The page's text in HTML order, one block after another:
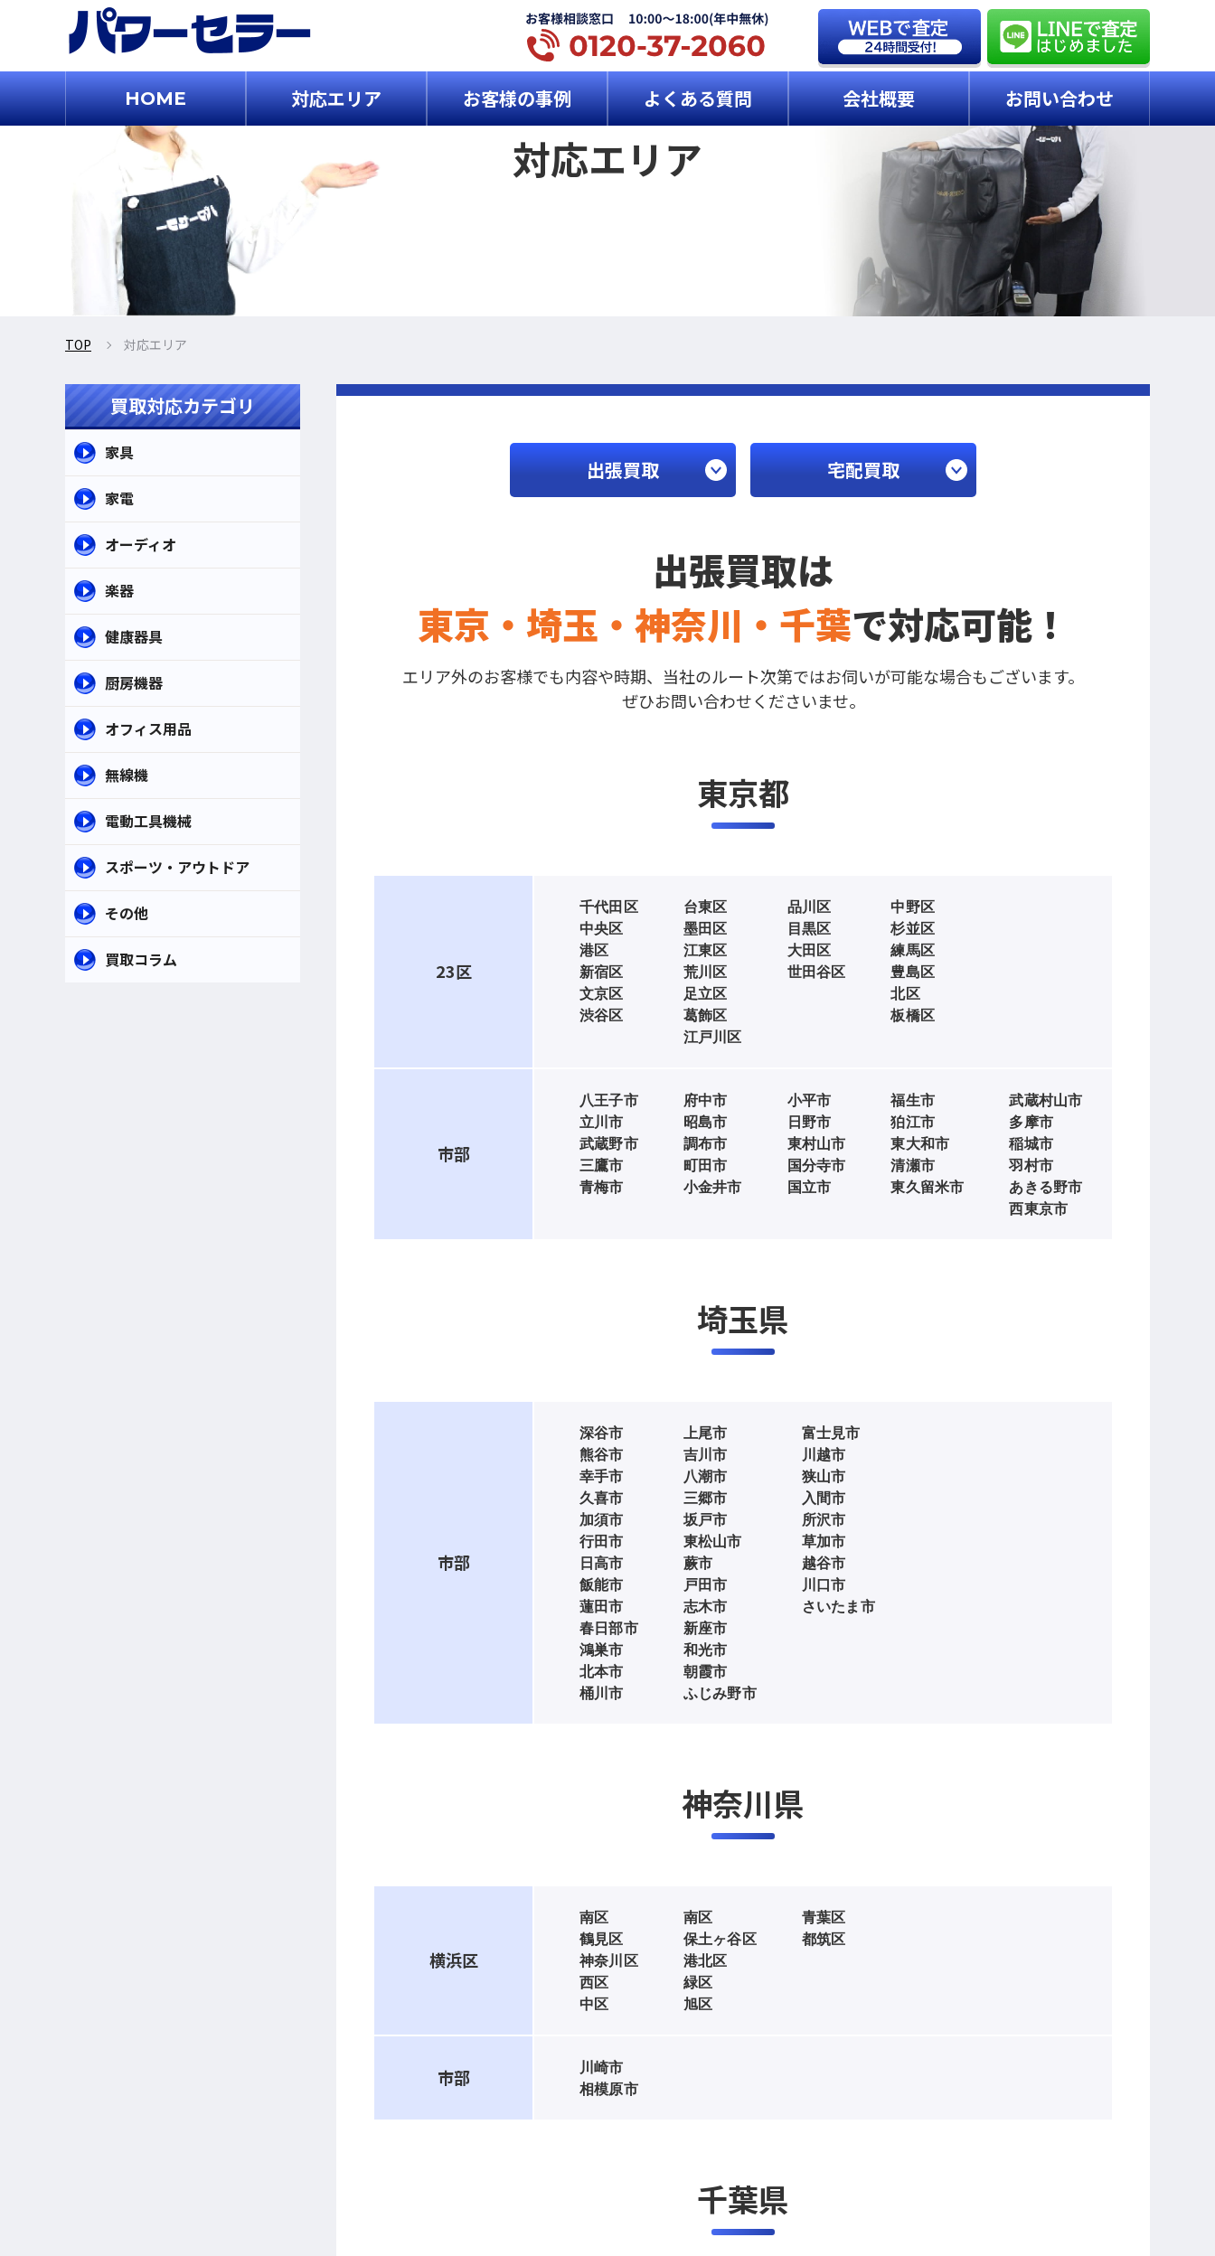
HOME 対応エリア お客様の事例 よくある質問 会社概要 お問い合わせ
対応エリア
TOP 対応エリア
出張買取 宅配買取
出張買取は
東京・埼玉・神奈川・千葉で対応可能！
エリア外のお客様でも内容や時期、当社のルート次第ではお伺いが可能な場合もございます。
ぜひお問い合わせくださいませ。
東京都
23区
千代田区
中央区
港区
新宿区
文京区
渋谷区
台東区
墨田区
江東区
荒川区
足立区
葛飾区
江戸川区
品川区
目黒区
大田区
世田谷区
中野区
杉並区
練馬区
豊島区
北区
板橋区
市部
八王子市
立川市
武蔵野市
三鷹市
青梅市
府中市
昭島市
調布市
町田市
小金井市
小平市
日野市
東村山市
国分寺市
国立市
福生市
狛江市
東大和市
清瀬市
東久留米市
武蔵村山市
多摩市
稲城市
羽村市
あきる野市
西東京市
埼玉県
市部
深谷市
熊谷市
幸手市
久喜市
加須市
行田市
日高市
飯能市
蓮田市
春日部市
鴻巣市
北本市
桶川市
上尾市
吉川市
八潮市
三郷市
坂戸市
東松山市
蕨市
戸田市
志木市
新座市
和光市
朝霞市
ふじみ野市
富士見市
川越市
狭山市
入間市
所沢市
草加市
越谷市
川口市
さいたま市
神奈川県
横浜区
南区
鶴見区
神奈川区
西区
中区
南区
保土ヶ谷区
港北区
緑区
旭区
青葉区
都筑区
市部
川崎市
相模原市
千葉県
買取対応カテゴリ
家具
家電
オーディオ
楽器
健康器具
厨房機器
オフィス用品
無線機
電動工具機械
スポーツ・アウトドア
その他
買取コラム